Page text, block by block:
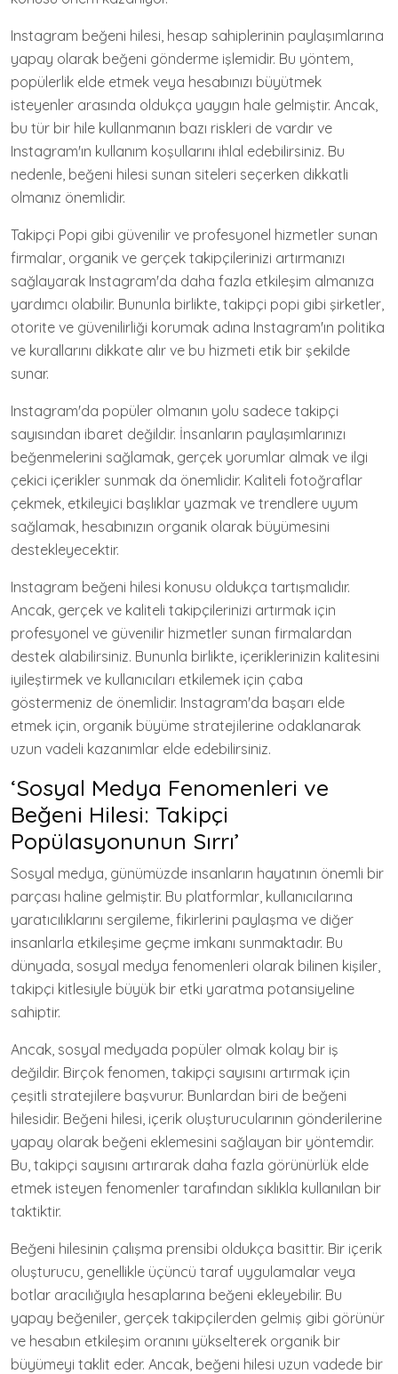
Instagram beğeni hilesi, hesap sahiplerinin paylaşımlarına
yapay olarak beğeni gönderme işlemidir. Bu yöntem,
popülerlik elde etmek veya hesabınızı büyütmek
isteyenler arasında oldukça yaygın hale gelmiştir. Ancak,
bu tür bir hile kullanmanın bazı riskleri de vardır ve
Instagram'ın kullanım koşullarını ihlal edebilirsiniz. Bu
nedenle, beğeni hilesi sunan siteleri seçerken dikkatli
olmanız önemlidir.
Takipçi Popi gibi güvenilir ve profesyonel hizmetler sunan
firmalar, organik ve gerçek takipçilerinizi artırmanızı
sağlayarak Instagram'da daha fazla etkileşim almanıza
yardımcı olabilir. Bununla birlikte, takipçi popi gibi şirketler,
otorite ve güvenilirliği korumak adına Instagram'ın politika
ve kurallarını dikkate alır ve bu hizmeti etik bir şekilde
sunar.
Instagram'da popüler olmanın yolu sadece takipçi
sayısından ibaret değildir. İnsanların paylaşımlarınızı
beğenmelerini sağlamak, gerçek yorumlar almak ve ilgi
çekici içerikler sunmak da önemlidir. Kaliteli fotoğraflar
çekmek, etkileyici başlıklar yazmak ve trendlere uyum
sağlamak, hesabınızın organik olarak büyümesini
destekleyecektir.
Instagram beğeni hilesi konusu oldukça tartışmalıdır.
Ancak, gerçek ve kaliteli takipçilerinizi artırmak için
profesyonel ve güvenilir hizmetler sunan firmalardan
destek alabilirsiniz. Bununla birlikte, içeriklerinizin kalitesini
iyileştirmek ve kullanıcıları etkilemek için çaba
göstermeniz de önemlidir. Instagram'da başarı elde
etmek için, organik büyüme stratejilerine odaklanarak
uzun vadeli kazanımlar elde edebilirsiniz.
‘Sosyal Medya Fenomenleri ve
Beğeni Hilesi: Takipçi
Popülasyonunun Sırrı’
Sosyal medya, günümüzde insanların hayatının önemli bir
parçası haline gelmiştir. Bu platformlar, kullanıcılarına
yaratıcılıklarını sergileme, fikirlerini paylaşma ve diğer
insanlarla etkileşime geçme imkanı sunmaktadır. Bu
dünyada, sosyal medya fenomenleri olarak bilinen kişiler,
takipçi kitlesiyle büyük bir etki yaratma potansiyeline
sahiptir.
Ancak, sosyal medyada popüler olmak kolay bir iş
değildir. Birçok fenomen, takipçi sayısını artırmak için
çeşitli stratejilere başvurur. Bunlardan biri de beğeni
hilesidir. Beğeni hilesi, içerik oluşturucularının gönderilerine
yapay olarak beğeni eklemesini sağlayan bir yöntemdir.
Bu, takipçi sayısını artırarak daha fazla görünürlük elde
etmek isteyen fenomenler tarafından sıklıkla kullanılan bir
taktiktir.
Beğeni hilesinin çalışma prensibi oldukça basittir. Bir içerik
oluşturucu, genellikle üçüncü taraf uygulamalar veya
botlar aracılığıyla hesaplarına beğeni ekleyebilir. Bu
yapay beğeniler, gerçek takipçilerden gelmiş gibi görünür
ve hesabın etkileşim oranını yükselterek organik bir
büyümeyi taklit eder. Ancak, beğeni hilesi uzun vadede bir